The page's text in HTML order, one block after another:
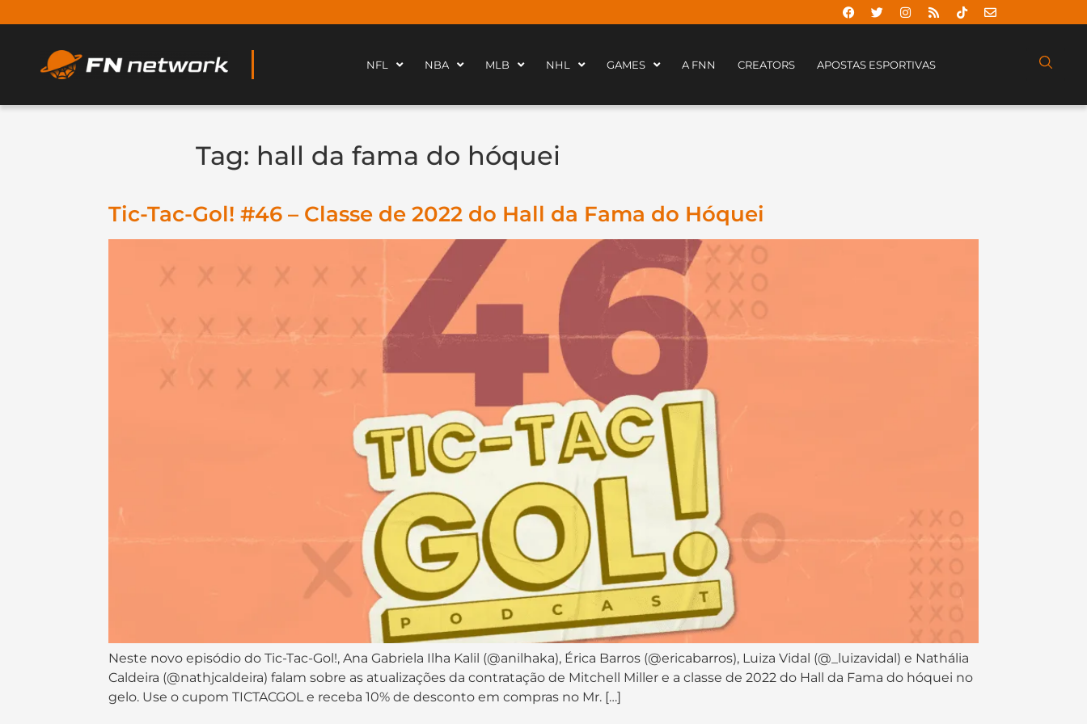
NFL NBA MLB NHL GAMES A FNN CREATORS APOSTAS ESPORTIVAS
Tag: hall da fama do hóquei
Tic-Tac-Gol! #46 – Classe de 2022 do Hall da Fama do Hóquei
Neste novo episódio do Tic-Tac-Gol!, Ana Gabriela Ilha Kalil (@anilhaka), Érica Barros (@ericabarros), Luiza Vidal (@_luizavidal) e Nathália
Caldeira (@nathjcaldeira) falam sobre as atualizações da contratação de Mitchell Miller e a classe de 2022 do Hall da Fama do hóquei no
gelo. Use o cupom TICTACGOL e receba 10% de desconto em compras no Mr. […]